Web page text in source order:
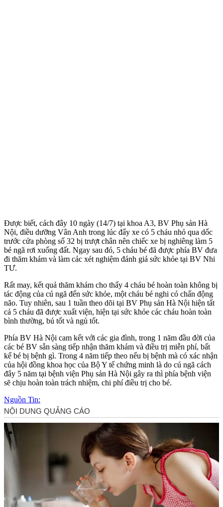
Được biết, cách đây 10 ngày (14/7) tại khoa A3, BV Phụ sản Hà
Nội, điều dưỡng Vân Anh trong lúc đẩy xe có 5 cháu nhỏ qua dốc
trước cửa phòng số 32 bị trượt chân nên chiếc xe bị nghiêng làm 5
bé ngã rơi xuống đất. Ngay sau đó, 5 cháu bé đã được phía BV đưa
đi thăm khám và làm các xét nghiệm đánh giá sức khỏe tại BV Nhi
TƯ.
Rất may, kết quả thăm khám cho thấy 4 cháu bé hoàn toàn không bị
tác động của cú ngã đến sức khỏe, một cháu bé nghi có chấn động
não. Tuy nhiên, sau 1 tuần theo dõi tại BV Phụ sản Hà Nội hiện tất
cả 5 cháu đã được xuất viện, hiện tại sức khỏe các cháu hoàn toàn
bình thường, bú tốt và ngủ tốt.
Phía BV Hà Nội cam kết với các gia đình, trong 1 năm đầu đời của
các bé BV sẵn sàng tiếp nhận thăm khám và điều trị miễn phí, bất
kể bé bị bệnh gì. Trong 4 năm tiếp theo nếu bị bệnh mà có xác nhận
của hội đồng khoa học của Bộ Y tế chứng minh là do cú ngã cách
đây 5 năm tại bệnh viện Phụ sản Hà Nội gây ra thì phía bệnh viện
sẽ chịu hoàn toàn trách nhiệm, chi phí điều trị cho bé.
Nguồn Tin: